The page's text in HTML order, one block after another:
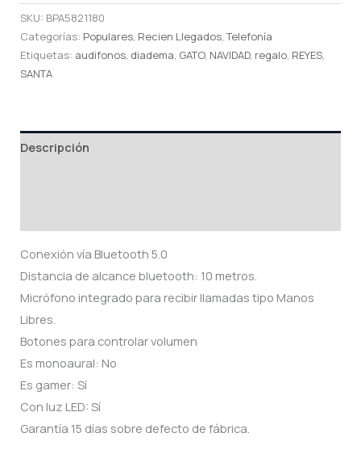
SKU: BPA5821180
Categorías: Populares, Recien Llegados,Telefonía
Etiquetas: audifonos, diadema, GATO, NAVIDAD, regalo, REYES,
SANTA
Descripción
Conexión vía Bluetooth 5.0
Distancia de alcance bluetooth: 10 metros.
Micrófono integrado para recibir llamadas tipo Manos
Libres.
Botones para controlar volumen
Es monoaural: No
Es gamer: Sí
Con luz LED: Sí
Garantía 15 días sobre defecto de fábrica.